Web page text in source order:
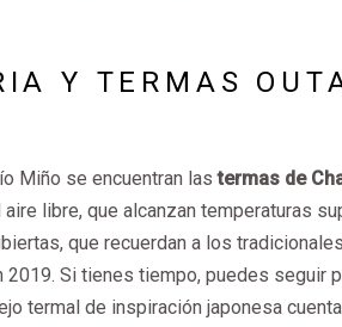
Y TERMAS
Miño se encuentran lastermas de
libre, que alcanzan temperaturas
que recuerdan a los
2019. Si tienes tiempo, puedes seguir
termal de inspiración japonesa